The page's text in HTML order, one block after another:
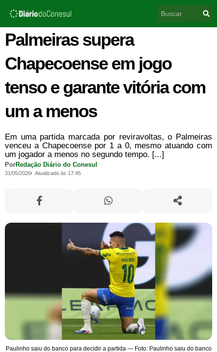
para
conteúdo
Palmeiras supera
Chapecoense em jogo
tenso e garante vitória com
um a menos
Em uma partida marcada por reviravoltas, o Palmeiras
venceu a Chapecoense por 1 a 0, mesmo atuando com
um jogador a menos no segundo tempo. [...]
PorRedação Diário do Conesul
31/05/2026 Atualizado às 17:45
Paulinho saiu do banco para decidir a partida — Foto: Paulinho saiu do banco